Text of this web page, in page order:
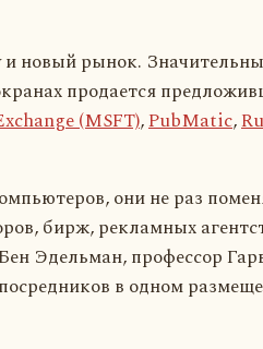
новый рынок.
продается
(MSFT),PubMatic,
они не раз
бирж, рекламных
Эдельман, профессор
в одном